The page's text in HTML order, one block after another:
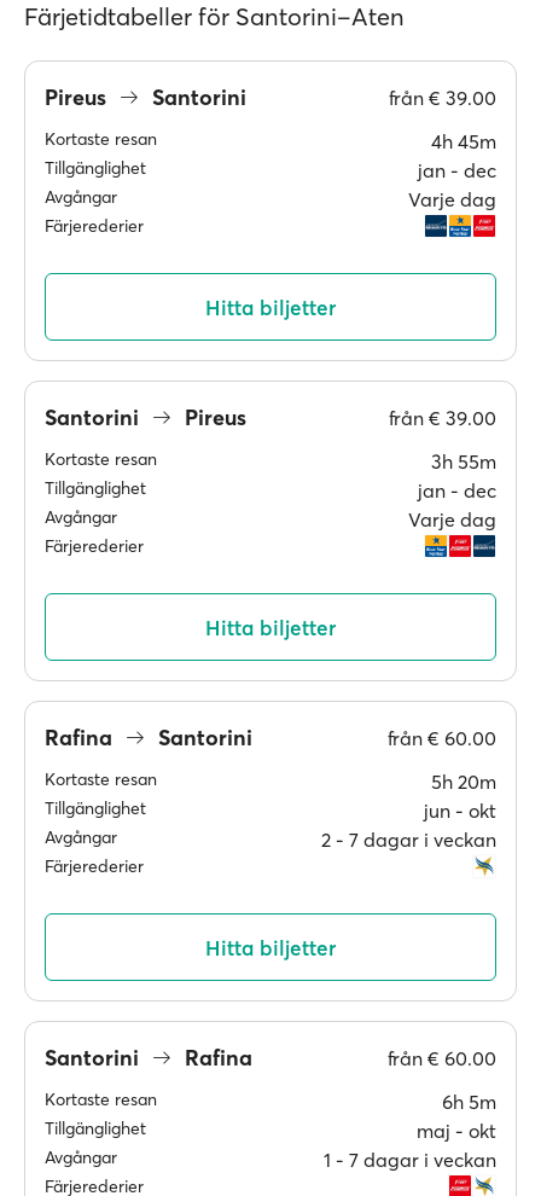
Färjetidtabeller för Santorini–Aten
Pireus Santorini från € 39.00
Kortaste resan 4h 45m
Tillgänglighet jan ‐ dec
Avgångar Varje dag
Färjerederier
Hitta biljetter
Santorini Pireus från € 39.00
Kortaste resan 3h 55m
Tillgänglighet jan ‐ dec
Avgångar Varje dag
Färjerederier
Hitta biljetter
Rafina Santorini från € 60.00
Kortaste resan 5h 20m
Tillgänglighet jun ‐ okt
Avgångar 2 ‐ 7 dagar i veckan
Färjerederier
Hitta biljetter
Santorini Rafina från € 60.00
Kortaste resan 6h 5m
Tillgänglighet maj ‐ okt
Avgångar 1 ‐ 7 dagar i veckan
Färjerederier